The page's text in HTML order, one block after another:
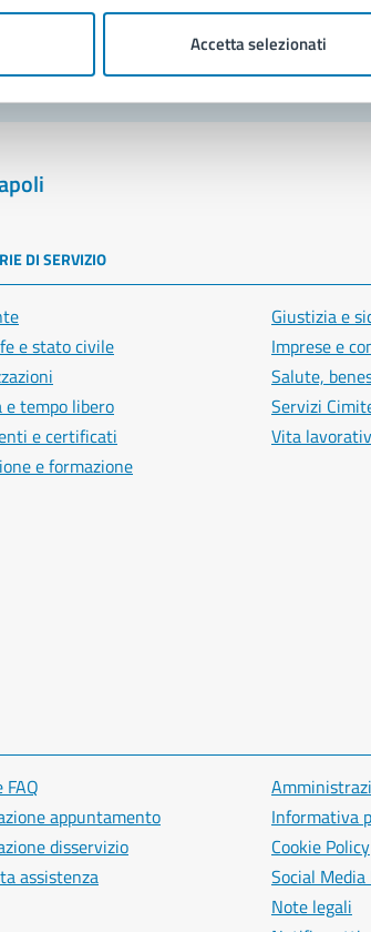
Accetta selezionati
DI SERVIZIO
e stato civile
e tempo libero
e certificati
e formazione
Giustizia e
Imprese e
Salute,
Servizi
Vita
FAQ
appuntamento
disservizio
assistenza
Informativa
Cookie Policy
Social
Note legali